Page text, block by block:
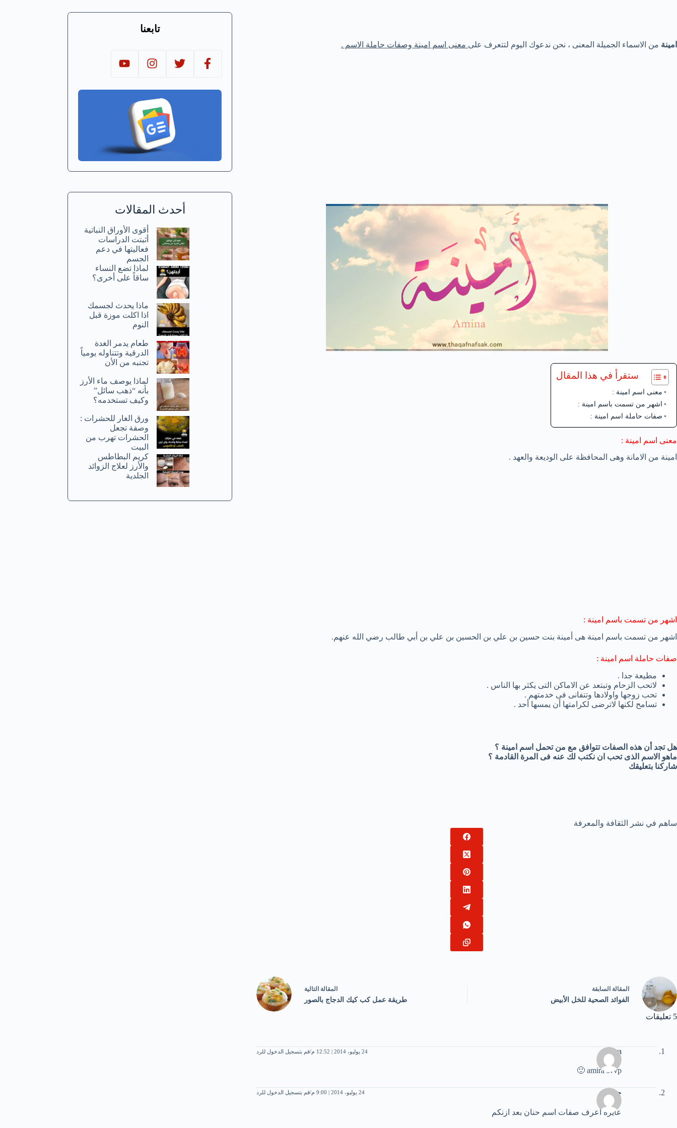
امينة من الاسماء الجميلة المعنى ، نحن ندعوك اليوم لتتعرف على معنى اسم امينة وصفات حاملة الاسم .
ستقرأ في هذا المقال
معنى اسم امينة :
اشهر من تسمت باسم امينة :
صفات حاملة اسم امينة :
معنى اسم امينة :
امينة من الامانة وهى المحافظة على الوديعة والعهد .
اشهر من تسمت باسم امينة :
اشهر من تسمت باسم امينة هى أمينة بنت حسين بن علي بن الحسين بن علي بن أبي طالب رضي الله عنهم.
صفات حاملة اسم امينة :
مطيعة جدا .
لاتحب الزحام وتبتعد عن الاماكن التى يكثر بها الناس .
تحب زوجها واولادها وتتفانى فى خدمتهم .
تسامح لكنها لاترضى لكرامتها أن يمسها أحد .
هل تجد أن هذه الصفات تتوافق مع من تحمل اسم امينة ؟
ماهو الاسم الذى تحب ان نكتب لك عنه فى المرة القادمة ؟
شاركنا بتعليقك
ساهم في نشر الثقافة والمعرفة
المقالة السابقة
الفوائد الصحية للخل الأبيض
المقالة التالية
طريقة عمل كب كيك الدجاج بالصور
5 تعليقات
amira 24 يوليو، 2014 | 12:52 م قم بتسجيل الدخول للرد
amira svvp 🙂
حنان 24 يوليو، 2014 | 9:00 م قم بتسجيل الدخول للرد
عايزه اعرف صفات اسم حنان بعد ازنكم
تابعنا
أحدث المقالات
أقوى الأوراق النباتية
أثبتت الدراسات
فعاليتها في دعم
الجسم
لماذا تضع النساء
ساقاً على أخرى؟
ماذا يحدث لجسمك
اذا اكلت موزة قبل
النوم
طعام يدمر الغدة
الدرقية وتتناوله يومياً
تجنبه من الأن
لماذا يوصف ماء الأرز
بأنه “ذهب سائل”
وكيف تستخدمه؟
ورق الغار للحشرات :
وصفة تجعل
الحشرات تهرب من
البيت
كريم البطاطس
والأرز لعلاج الزوائد
الجلدية